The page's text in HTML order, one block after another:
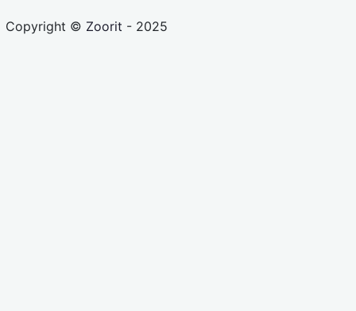
Copyright © Zoorit - 2025